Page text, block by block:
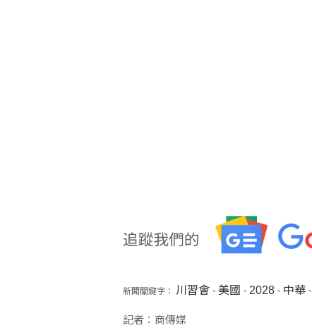
新聞關鍵字： 川習會、 美國 、 2028、 中華、
記者：商傳媒